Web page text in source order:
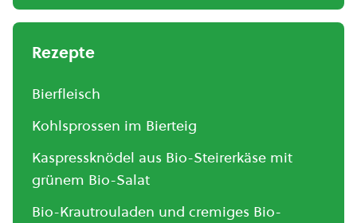
Rezepte
Bierfleisch
Kohlsprossen im Bierteig
Kaspressknödel aus Bio-Steirerkäse mit
grünem Bio-Salat
Bio-Krautrouladen und cremiges Bio-